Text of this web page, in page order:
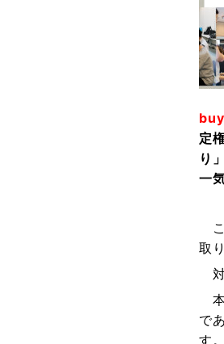
定
り
一
こ
取
対
本
で
す。